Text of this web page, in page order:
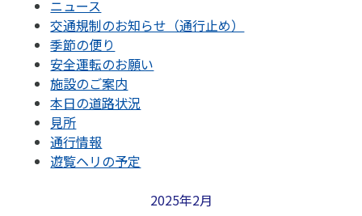
ニュース
交通規制のお知らせ（通行止め）
季節の便り
安全運転のお願い
施設のご案内
本日の道路状況
見所
通行情報
遊覧ヘリの予定
2025年2月